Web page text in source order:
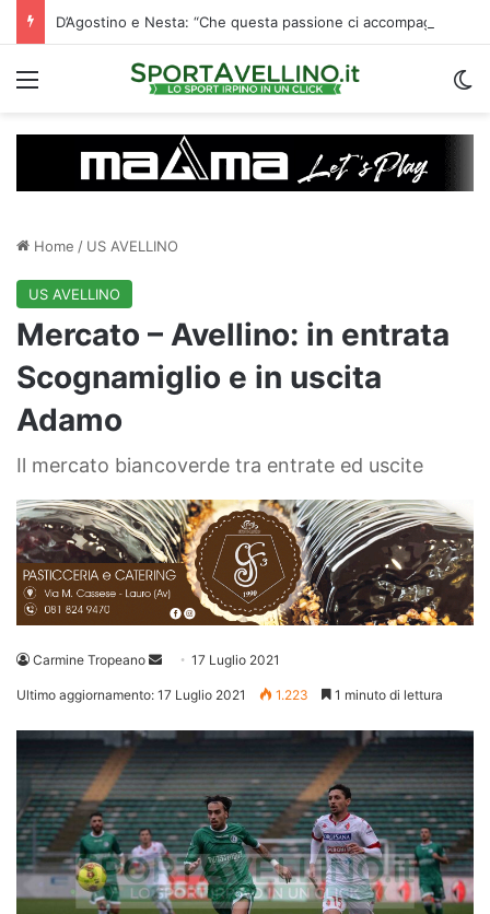
Menu
Home / US AVELLINO
US AVELLINO
Mercato – Avellino: in entrata
Scognamiglio e in uscita
Adamo
Il mercato biancoverde tra entrate ed uscite
Carmine Tropeano
Invia 17 Luglio 2021
Ultimo aggiornamento: 17 Luglio 2021 1.223 1 minuto di lettura